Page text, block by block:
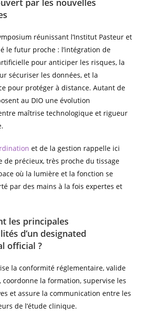
réunissant l’Institut Pasteur et
le futur proche : l’intégration de
pour anticiper les risques, la
sécuriser les données, et la
pour protéger à distance. Autant de
au DIO une évolution
maîtrise technologique et rigueur
et de la gestion rappelle ici
de précieux, très proche du tissage
où la lumière et la fonction se
par des mains à la fois expertes et
les principales
d’un designated
official ?
la conformité réglementaire, valide
coordonne la formation, supervise les
et assure la communication entre les
de l’étude clinique.